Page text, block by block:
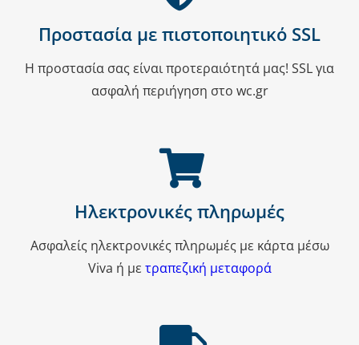
Προστασία με πιστοποιητικό SSL
Η προστασία σας είναι προτεραιότητά μας! SSL για
ασφαλή περιήγηση στο wc.gr
Ηλεκτρονικές πληρωμές
Ασφαλείς ηλεκτρονικές πληρωμές με κάρτα μέσω
Viva ή με τραπεζική μεταφορά